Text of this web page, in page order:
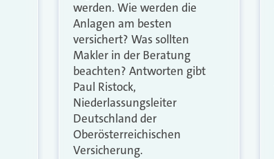
werden. Wie werden die
Anlagen am besten
versichert? Was sollten
Makler in der Beratung
beachten? Antworten gibt
Paul Ristock,
Niederlassungsleiter
Deutschland der
Oberösterreichischen
Versicherung.